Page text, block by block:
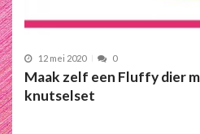
12 mei 2020 0
Maak zelf een Fluffy dier
knutselset